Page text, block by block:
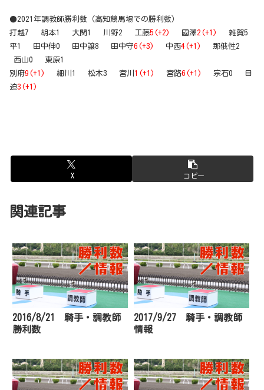
●2021年調教師勝利数（高知競馬場での勝利数）
打越7 胡本1 大関1 川野2 工藤5(+2) 國澤2(+1)
雑賀5
平1 田中伸0 田中譲8 田中守6(+3) 中西4(+1)
那俄性2
西山0 東原1
別府9(+1) 細川1 松木3 宮川 1(+1) 宮路6(+1)
宗石0 目
迫3(+1)
X コピー
関連記事
2016/8/21 騎手・調教師
勝利数
2017/9/27 騎手・調教師
情報